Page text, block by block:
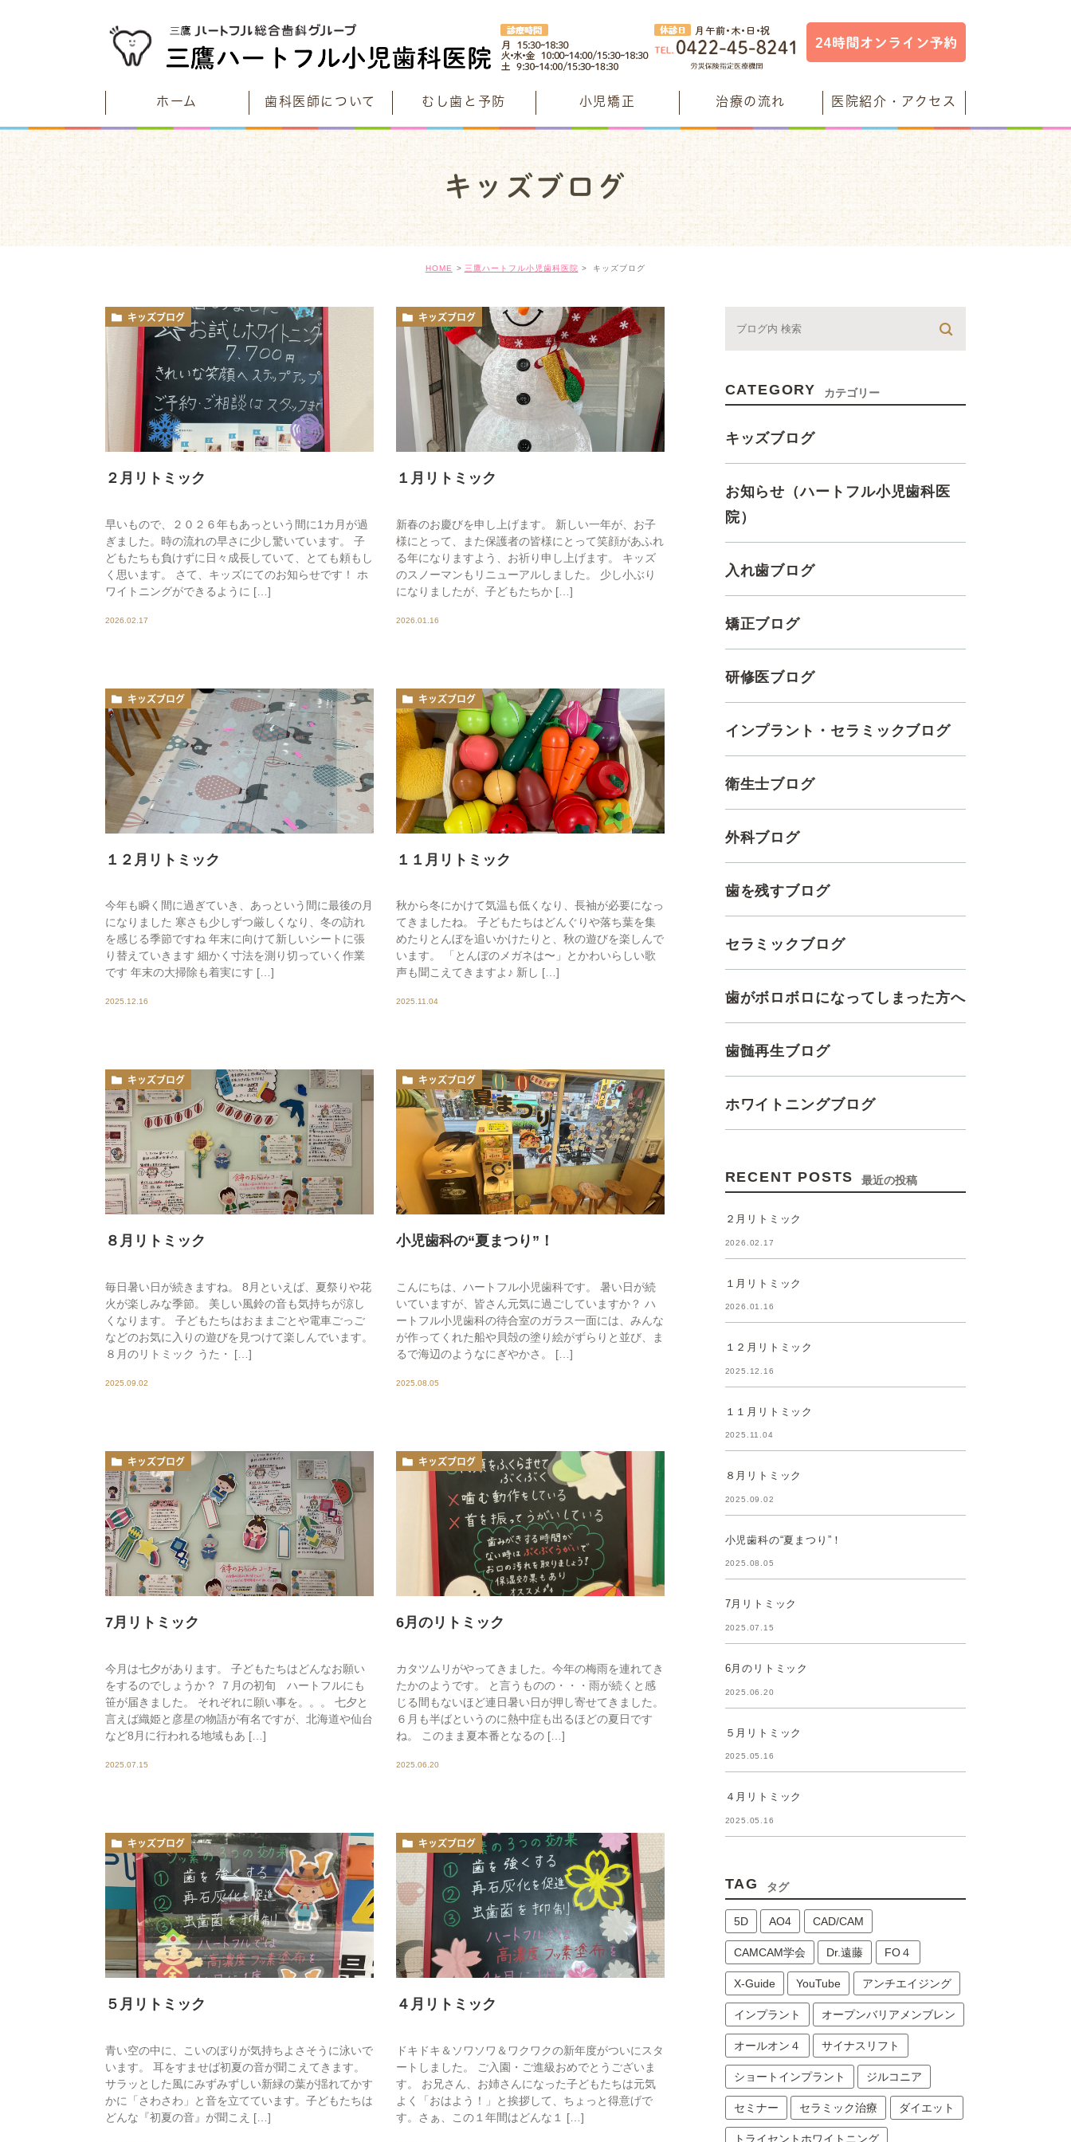
ホーム 歯科医師について むし歯と予防
むし歯について考える
こどもたちのむし歯と予防
むし歯と予防のストーリー
一生自分の歯で過ごそう
年齢別予防
年齢別むし歯予防
年齢別クラブ
たのしみながらむし歯予防
治療・検査について
フッ素イオンでむし歯菌予防
歯を強くするレーザー治療
だ液検査について
小児矯正 治療の流れ 医院紹介・アクセス
当院が目指す未来とは
診療時間
アクセス
安全・安心への取り組み
院内紹介
グループ医院のご紹介
無料託児室(ママタイム)
ハートフル歯科からのメッセージ
理事長のブログ
矯正認定医ミナ先生のブログ
根っこを残すブログ
キッズブログ
HOME 三鷹ハートフル小児歯科医院 キッズブログ
キッズブログ
２月リトミック
早いもので、２０２６年もあっという間に1カ月が過
ぎました。時の流れの早さに少し驚いています。 子
どもたちも負けずに日々成長していて、とても頼もし
く思います。 さて、キッズにてのお知らせです！ ホ
ワイトニングができるように […]
2026.02.17
キッズブログ
１月リトミック
新春のお慶びを申し上げます。 新しい一年が、お子
様にとって、また保護者の皆様にとって笑顔があふれ
る年になりますよう、お祈り申し上げます。 キッズ
のスノーマンもリニューアルしました。 少し小ぶり
になりましたが、子どもたちか […]
2026.01.16
キッズブログ
１２月リトミック
今年も瞬く間に過ぎていき、あっという間に最後の月
になりました 寒さも少しずつ厳しくなり、冬の訪れ
を感じる季節ですね 年末に向けて新しいシートに張
り替えていきます 細かく寸法を測り切っていく作業
です 年末の大掃除も着実にす […]
2025.12.16
キッズブログ
１１月リトミック
秋から冬にかけて気温も低くなり、長袖が必要になっ
てきましたね。 子どもたちはどんぐりや落ち葉を集
めたりとんぼを追いかけたりと、秋の遊びを楽しんで
います。 「とんぼのメガネは〜」とかわいらしい歌
声も聞こえてきますよ♪ 新し […]
2025.11.04
キッズブログ
８月リトミック
毎日暑い日が続きますね。 8月といえば、夏祭りや花
火が楽しみな季節。 美しい風鈴の音も気持ちが涼し
くなります。 子どもたちはおままごとや電車ごっご
などのお気に入りの遊びを見つけて楽しんでいます。
８月のリトミック うた・ […]
2025.09.02
キッズブログ
小児歯科の“夏まつり”！
こんにちは、ハートフル小児歯科です。 暑い日が続
いていますが、皆さん元気に過ごしていますか？ ハ
ートフル小児歯科の待合室のガラス一面には、みんな
が作ってくれた船や貝殻の塗り絵がずらりと並び、ま
るで海辺のようなにぎやかさ。 […]
2025.08.05
キッズブログ
7月リトミック
今月は七夕があります。 子どもたちはどんなお願い
をするのでしょうか？ ７月の初旬 ハートフルにも
笹が届きました。 それぞれに願い事を。。。 七夕と
言えば織姫と彦星の物語が有名ですが、北海道や仙台
など8月に行われる地域もあ […]
2025.07.15
キッズブログ
6月のリトミック
カタツムリがやってきました。今年の梅雨を連れてき
たかのようです。 と言うものの・・・雨が続くと感
じる間もないほど連日暑い日が押し寄せてきました。
６月も半ばというのに熱中症も出るほどの夏日です
ね。 このまま夏本番となるの […]
2025.06.20
キッズブログ
５月リトミック
青い空の中に、こいのぼりが気持ちよさそうに泳いで
います。 耳をすませば初夏の音が聞こえてきます。
サラッとした風にみずみずしい新緑の葉が揺れてかす
かに「さわさわ」と音を立てています。子どもたちは
どんな『初夏の音』が聞こえ […]
キッズブログ
４月リトミック
ドキドキ＆ソワソワ＆ワクワクの新年度がついにスタ
ートしました。 ご入園・ご進級おめでとうございま
す。 お兄さん、お姉さんになった子どもたちは元気
よく「おはよう！」と挨拶して、ちょっと得意げで
す。さぁ、この１年間はどんな１ […]
CATEGORY カテゴリー
キッズブログ
お知らせ（ハートフル小児歯科医
院）
入れ歯ブログ
矯正ブログ
研修医ブログ
インプラント・セラミックブログ
衛生士ブログ
外科ブログ
歯を残すブログ
セラミックブログ
歯がボロボロになってしまった方へ
歯髄再生ブログ
ホワイトニングブログ
RECENT POSTS 最近の投稿
２月リトミック
2026.02.17
１月リトミック
2026.01.16
１２月リトミック
2025.12.16
１１月リトミック
2025.11.04
８月リトミック
2025.09.02
小児歯科の“夏まつり”！
2025.08.05
7月リトミック
2025.07.15
6月のリトミック
2025.06.20
５月リトミック
2025.05.16
４月リトミック
2025.05.16
TAG タグ
5D AO4 CAD/CAM
CAMCAM学会 Dr.遠藤 FO４
X-Guide YouTube アンチエイジング
インプラント オープンバリアメンブレン
オールオン４ サイナスリフト
ショートインプラント ジルコニア
セミナー セラミック治療 ダイエット
トライセントホワイトニング